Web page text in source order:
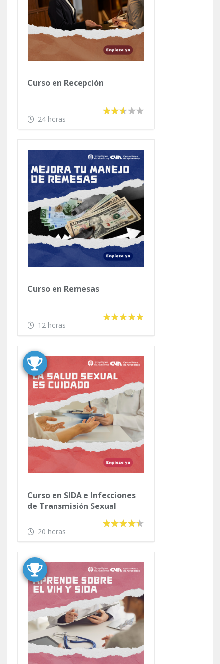
Curso en Recepción
24 horas
Curso en Remesas
12 horas
Curso en SIDA e Infecciones
de Transmisión Sexual
20 horas